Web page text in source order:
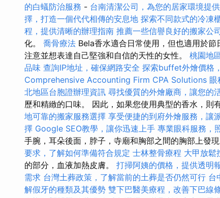
的白蟻防治服務 - 台南清潔公司，為您的居家環境提
擇，打造一個代代相傳的安息地 探索不同款式的冷凍
程，提供清晰的辦理指南 推薦一些信譽良好的搬家公
化。 喬骨療法 Bela香水適合日常使用，但也適用於節
注意並想表達自己堅強和自信的天性的女性。 桃園地
品味 查詢IP地址，確保網路安全 探索buffet外燴價格
Comprehensive Accounting Firm CPA Solutions 眼
北地區台胞證辦理資訊 尋找優質的外燴廠商，讓您的
歷和精緻的口味。 因此，如果您使用典型的香水，則
地可靠的搬家服務選擇 享受便捷的到府外燴服務，讓
擇 Google SEO教學，讓你迅速上手 專業眼科服務，
手腕，耳朵後面，脖子，寺廟和胸部之間的胸部上發
要求，了解如何準備符合規定 士林整骨療程 大甲放鬆
的部分，血液加熱皮膚。 打掃阿姨的價格，提供透明
需求 台灣土葬政策，了解當前的土葬是否仍然可行 台
解假牙的種類及其優勢 雙下巴醫美療程，改善下巴線